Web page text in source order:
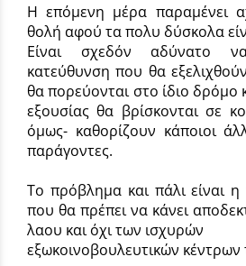
Η επόμενη μέρα παραμένει
θολή αφού τα πολυ δύσκολα
Είναι σχεδόν αδύνατο
κατεύθυνση που θα
θα πορεύονται στο ίδιο δρόμο
εξουσίας θα βρίσκονται σε
όμως- καθορίζουν κάποιοι
παράγοντες.
Το πρόβλημα και πάλι είναι η
που θα πρέπει να κάνει
λαου και όχι των ισχυρών
εξωκοινοβουλευτικών